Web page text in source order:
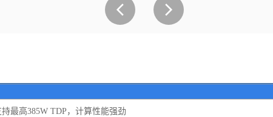
最高385W TDP，计算性能强劲